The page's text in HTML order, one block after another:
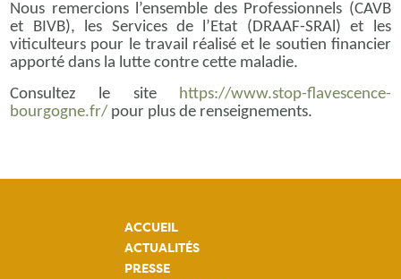
Nous remercions l’ensemble des Professionnels (CAVB
et BIVB), les Services de l’Etat (DRAAF-SRAl) et les
viticulteurs pour le travail réalisé et le soutien financier
apporté dans la lutte contre cette maladie.
Consultez le site https://www.stop-flavescence-
bourgogne.fr/ pour plus de renseignements.
ACCUEIL
ACTUALITÉS
PRESSE